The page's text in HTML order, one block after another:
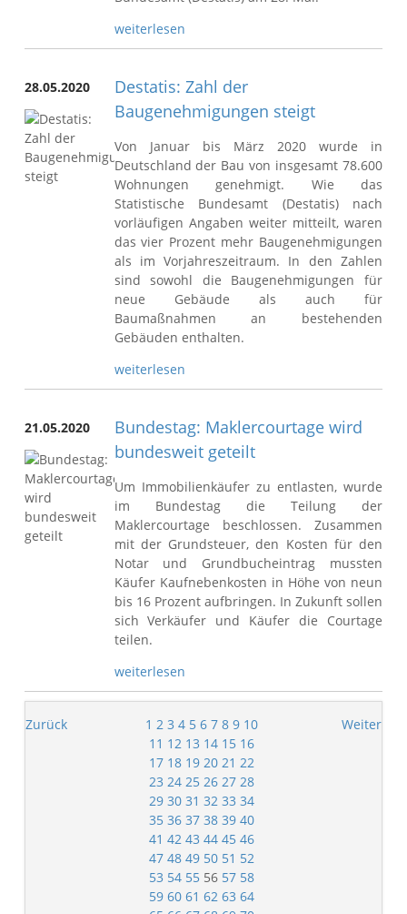
weiterlesen
28.05.2020
Destatis: Zahl der
Baugenehmigungen steigt
Von Januar bis März 2020 wurde in
Deutschland der Bau von insgesamt 78.600
Wohnungen genehmigt. Wie das
Statistische Bundesamt (Destatis) nach
vorläufigen Angaben weiter mitteilt, waren
das vier Prozent mehr Baugenehmigungen
als im Vorjahreszeitraum. In den Zahlen
sind sowohl die Baugenehmigungen für
neue Gebäude als auch für
Baumaßnahmen an bestehenden
Gebäuden enthalten.
weiterlesen
21.05.2020
Bundestag: Maklercourtage wird
bundesweit geteilt
Um Immobilienkäufer zu entlasten, wurde
im Bundestag die Teilung der
Maklercourtage beschlossen. Zusammen
mit der Grundsteuer, den Kosten für den
Notar und Grundbucheintrag mussten
Käufer Kaufnebenkosten in Höhe von neun
bis 16 Prozent aufbringen. In Zukunft sollen
sich Verkäufer und Käufer die Courtage
teilen.
weiterlesen
Zurück 1 2 3 4 5 6 7 8 9 10
11 12 13 14 15 16
17 18 19 20 21 22
23 24 25 26 27 28
29 30 31 32 33 34
35 36 37 38 39 40
41 42 43 44 45 46
47 48 49 50 51 52
53 54 55 56 57 58
59 60 61 62 63 64
Weiter